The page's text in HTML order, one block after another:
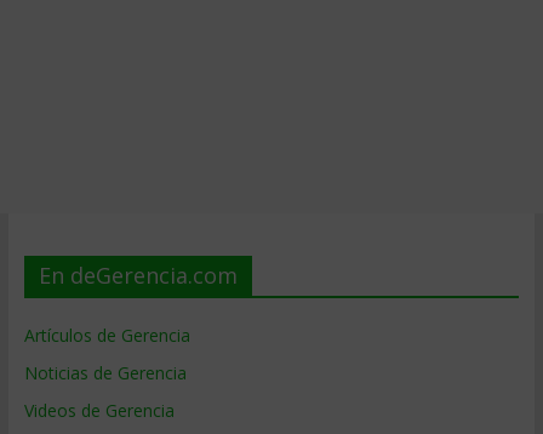
En deGerencia.com
Artículos de Gerencia
Noticias de Gerencia
Videos de Gerencia